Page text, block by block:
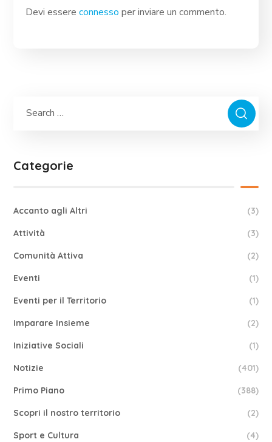
Devi essereconnesso per inviare un commento.
Categorie
Accanto agli Altri (3)
Attività (3)
Comunità Attiva (2)
Eventi (1)
Eventi per il Territorio (1)
Imparare Insieme (2)
Iniziative Sociali (1)
Notizie (401)
Primo Piano (388)
Scopri il nostro territorio (2)
Sport e Cultura (4)